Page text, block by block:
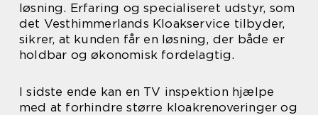
løsning. Erfaring og specialiseret udstyr, som
det Vesthimmerlands Kloakservice tilbyder,
sikrer, at kunden får en løsning, der både er
holdbar og økonomisk fordelagtig.
I sidste ende kan en TV inspektion hjælpe
med at forhindre større kloakrenoveringer og